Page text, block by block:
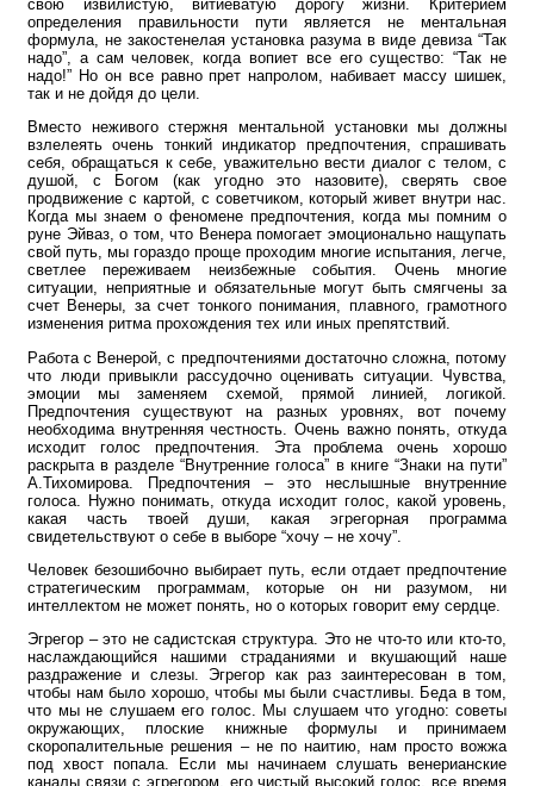
свою извилистую, витиеватую дорогу жизни. Критерием
определения правильности пути является не ментальная
формула, не закостенелая установка разума в виде девиза “Так
надо”, а сам человек, когда вопиет все его существо: “Так не
надо!” Но он все равно прет напролом, набивает массу шишек,
так и не дойдя до цели.
Вместо неживого стержня ментальной установки мы должны
взлелеять очень тонкий индикатор предпочтения, спрашивать
себя, обращаться к себе, уважительно вести диалог с телом, с
душой, с Богом (как угодно это назовите), сверять свое
продвижение с картой, с советчиком, который живет внутри нас.
Когда мы знаем о феномене предпочтения, когда мы помним о
руне Эйваз, о том, что Венера помогает эмоционально нащупать
свой путь, мы гораздо проще проходим многие испытания, легче,
светлее переживаем неизбежные события. Очень многие
ситуации, неприятные и обязательные могут быть смягчены за
счет Венеры, за счет тонкого понимания, плавного, грамотного
изменения ритма прохождения тех или иных препятствий.
Работа с Венерой, с предпочтениями достаточно сложна, потому
что люди привыкли рассудочно оценивать ситуации. Чувства,
эмоции мы заменяем схемой, прямой линией, логикой.
Предпочтения существуют на разных уровнях, вот почему
необходима внутренняя честность. Очень важно понять, откуда
исходит голос предпочтения. Эта проблема очень хорошо
раскрыта в разделе “Внутренние голоса” в книге “Знаки на пути”
А.Тихомирова. Предпочтения – это неслышные внутренние
голоса. Нужно понимать, откуда исходит голос, какой уровень,
какая часть твоей души, какая эгрегорная программа
свидетельствуют о себе в выборе “хочу – не хочу”.
Человек безошибочно выбирает путь, если отдает предпочтение
стратегическим программам, которые он ни разумом, ни
интеллектом не может понять, но о которых говорит ему сердце.
Эгрегор – это не садистская структура. Это не что-то или кто-то,
наслаждающийся нашими страданиями и вкушающий наше
раздражение и слезы. Эгрегор как раз заинтересован в том,
чтобы нам было хорошо, чтобы мы были счастливы. Беда в том,
что мы не слушаем его голос. Мы слушаем что угодно: советы
окружающих, плоские книжные формулы и принимаем
скоропалительные решения – не по наитию, нам просто вожжа
под хвост попала. Если мы начинаем слушать венерианские
каналы связи с эгрегором, его чистый высокий голос, все время